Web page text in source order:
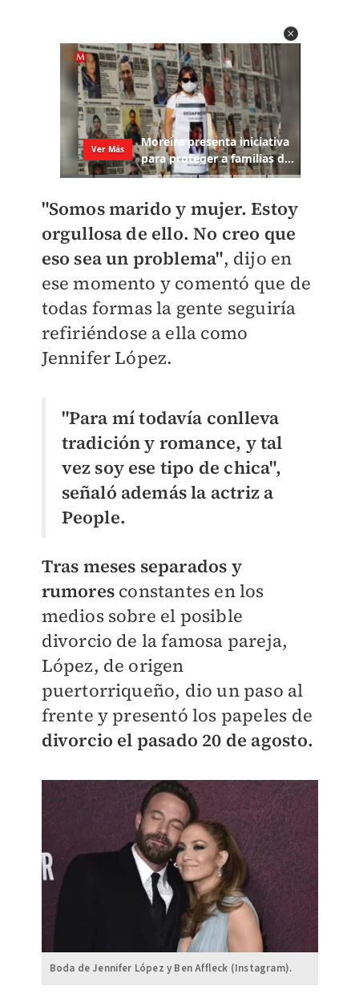
"Somos marido y mujer. Estoy
orgullosa de ello. No creo que
eso sea un problema", dijo en
ese momento y comentó que de
todas formas la gente seguiría
refiriéndose a ella como
Jennifer López.
"Para mí todavía conlleva
tradición y romance, y tal
vez soy ese tipo de chica",
señaló además la actriz a
People.
Tras meses separados y
rumoresconstantes en los
medios sobre el posible
divorcio de la famosa pareja,
López, de origen
puertorriqueño, dio un paso al
frente y presentó los papeles de
divorcio el pasado 20 de agosto.
Boda de Jennifer López y Ben Affleck (Instagram).